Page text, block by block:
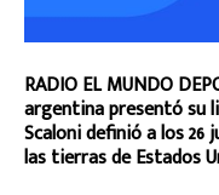
RADIO EL MUNDO
argentina presentó su
Scaloni definió a los
las tierras de Estados